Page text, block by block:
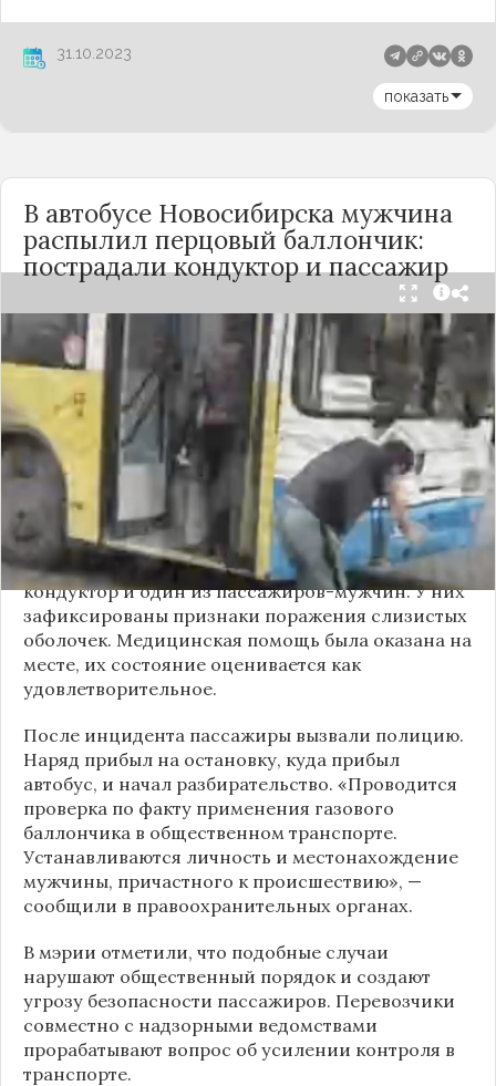
31.10.2023
показать
В автобусе Новосибирска мужчина
распылил перцовый баллончик:
пострадали кондуктор и пассажир
Вечером 24 сентября в салоне автобуса маршрута
№18 в Новосибирске произошёл инцидент с
применением перцового баллончика. Как
сообщили очевидцы в
Telegram-канале
«Инцидент Новосибирск», неизвестный
мужчина с бородой сначала вступил в перепалку
с кондуктором, затем поссорился с другими
пассажирами. В ходе конфликта он достал
газовый баллончик и распылил его в салоне.
По предварительным данным, пострадали
кондуктор и один из пассажиров-мужчин. У них
зафиксированы признаки поражения слизистых
оболочек. Медицинская помощь была оказана на
месте, их состояние оценивается как
удовлетворительное.
После инцидента пассажиры вызвали полицию.
Наряд прибыл на остановку, куда прибыл
автобус, и начал разбирательство. «Проводится
проверка по факту применения газового
баллончика в общественном транспорте.
Устанавливаются личность и местонахождение
мужчины, причастного к происшествию», —
сообщили в правоохранительных органах.
В мэрии отметили, что подобные случаи
нарушают общественный порядок и создают
угрозу безопасности пассажиров. Перевозчики
совместно с надзорными ведомствами
прорабатывают вопрос об усилении контроля в
транспорте.